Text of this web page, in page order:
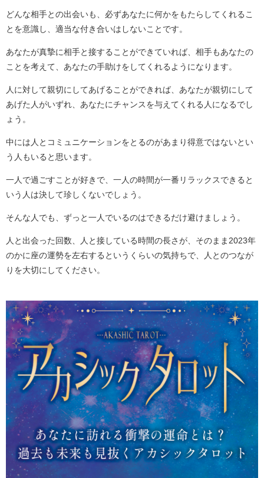
どんな相手との出会いも、必ずあなたに何かをもたらしてくれるこ
とを意識し、適当な付き合いはしないことです。
あなたが真摯に相手と接することができていれば、相手もあなたの
ことを考えて、あなたの手助けをしてくれるようになります。
人に対して親切にしてあげることができれば、あなたが親切にして
あげた人がいずれ、あなたにチャンスを与えてくれる人になるでし
ょう。
中には人とコミュニケーションをとるのがあまり得意ではないとい
う人もいると思います。
一人で過ごすことが好きで、一人の時間が一番リラックスできると
いう人は決して珍しくないでしょう。
そんな人でも、ずっと一人でいるのはできるだけ避けましょう。
人と出会った回数、人と接している時間の長さが、そのまま2023年
のかに座の運勢を左右するというくらいの気持ちで、人とのつなが
りを大切にしてください。